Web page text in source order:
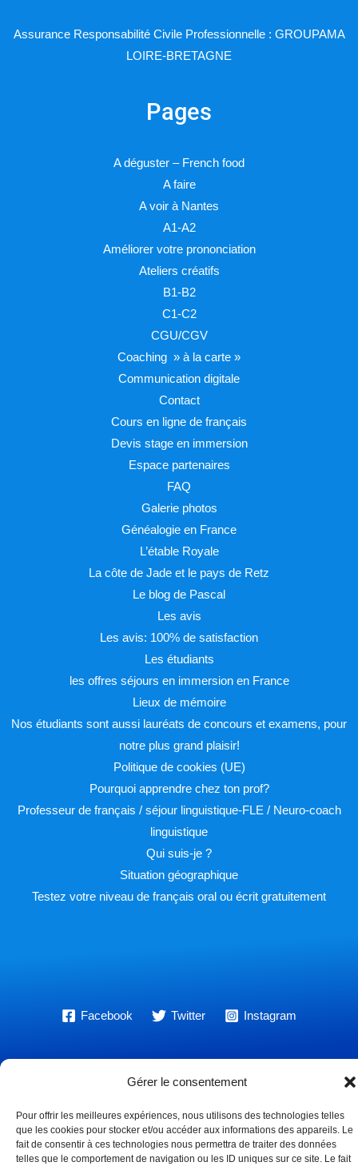
Gérer le consentement
Pour offrir les meilleures expériences, nous utilisons des technologies telles
que les cookies pour stocker et/ou accéder aux informations des appareils. Le
fait de consentir à ces technologies nous permettra de traiter des données
telles que le comportement de navigation ou les ID uniques sur ce site. Le fait
Assurance Responsabilité Civile Professionnelle : GROUPAMA
LOIRE-BRETAGNE
Pages
A déguster – French food
A faire
A voir à Nantes
A1-A2
Améliorer votre prononciation
Ateliers créatifs
B1-B2
C1-C2
CGU/CGV
Coaching » à la carte »
Communication digitale
Contact
Cours en ligne de français
Devis stage en immersion
Espace partenaires
FAQ
Galerie photos
Généalogie en France
L’étable Royale
La côte de Jade et le pays de Retz
Le blog de Pascal
Les avis
Les avis: 100% de satisfaction
Les étudiants
les offres séjours en immersion en France
Lieux de mémoire
Nos étudiants sont aussi lauréats de concours et examens, pour
notre plus grand plaisir!
Politique de cookies (UE)
Pourquoi apprendre chez ton prof?
Professeur de français / séjour linguistique-FLE / Neuro-coach
linguistique
Qui suis-je ?
Situation géographique
Testez votre niveau de français oral ou écrit gratuitement
Facebook Twitter Instagram
Copyright © 2026 Learn french with Pascal